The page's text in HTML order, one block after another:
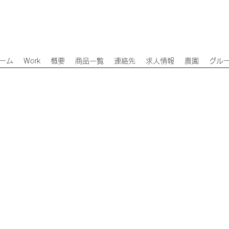
ム Work 概要 商品一覧 連絡先 求人情報 農園 グル